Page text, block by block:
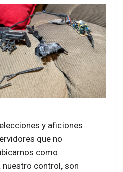
y aficiones
que no
como
control, son